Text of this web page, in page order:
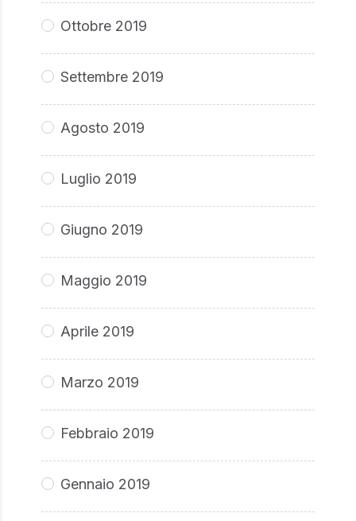
Ottobre 2019
Settembre 2019
Agosto 2019
Luglio 2019
Giugno 2019
Maggio 2019
Aprile 2019
Marzo 2019
Febbraio 2019
Gennaio 2019